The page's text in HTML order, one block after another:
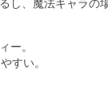
、魔法キャラの
ー。
すい。